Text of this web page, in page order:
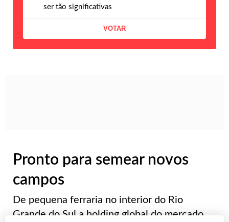
ser tão significativas
Pronto para semear novos
campos
De pequena ferraria no interior do Rio
Grande do Sul a holding global do mercado